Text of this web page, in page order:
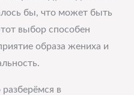
бы, что может быть
выбор способен
образа жениха и
в